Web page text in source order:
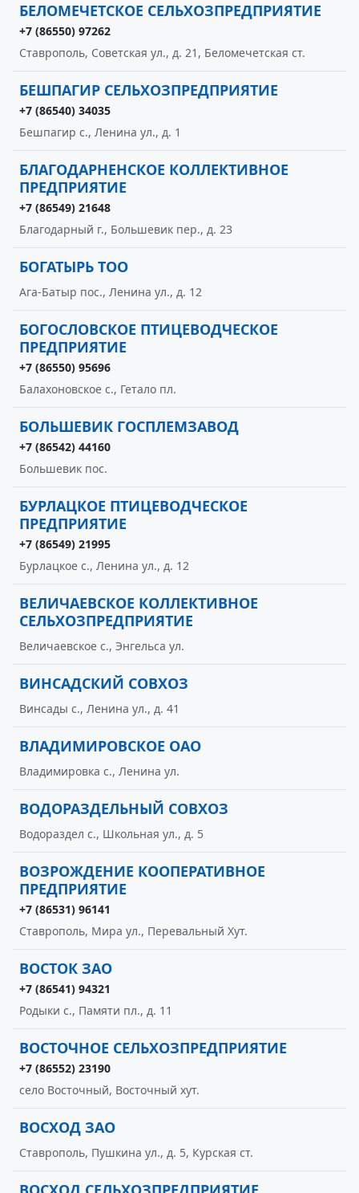
БЕЛОМЕЧЕТСКОЕ СЕЛЬХОЗПРЕДПРИЯТИЕ
+7 (86550) 97262
Ставрополь, Советская ул., д. 21, Беломечетская ст.
БЕШПАГИР СЕЛЬХОЗПРЕДПРИЯТИЕ
+7 (86540) 34035
Бешпагир с., Ленина ул., д. 1
БЛАГОДАРНЕНСКОЕ КОЛЛЕКТИВНОЕ
ПРЕДПРИЯТИЕ
+7 (86549) 21648
Благодарный г., Большевик пер., д. 23
БОГАТЫРЬ ТОО
Ага-Батыр пос., Ленина ул., д. 12
БОГОСЛОВСКОЕ ПТИЦЕВОДЧЕСКОЕ
ПРЕДПРИЯТИЕ
+7 (86550) 95696
Балахоновское с., Гетало пл.
БОЛЬШЕВИК ГОСПЛЕМЗАВОД
+7 (86542) 44160
Большевик пос.
БУРЛАЦКОЕ ПТИЦЕВОДЧЕСКОЕ
ПРЕДПРИЯТИЕ
+7 (86549) 21995
Бурлацкое с., Ленина ул., д. 12
ВЕЛИЧАЕВСКОЕ КОЛЛЕКТИВНОЕ
СЕЛЬХОЗПРЕДПРИЯТИЕ
Величаевское с., Энгельса ул.
ВИНСАДСКИЙ СОВХОЗ
Винсады с., Ленина ул., д. 41
ВЛАДИМИРОВСКОЕ ОАО
Владимировка с., Ленина ул.
ВОДОРАЗДЕЛЬНЫЙ СОВХОЗ
Водораздел с., Школьная ул., д. 5
ВОЗРОЖДЕНИЕ КООПЕРАТИВНОЕ
ПРЕДПРИЯТИЕ
+7 (86531) 96141
Ставрополь, Мира ул., Перевальный Хут.
ВОСТОК ЗАО
+7 (86541) 94321
Родыки с., Памяти пл., д. 11
ВОСТОЧНОЕ СЕЛЬХОЗПРЕДПРИЯТИЕ
+7 (86552) 23190
село Восточный, Восточный хут.
ВОСХОД ЗАО
Ставрополь, Пушкина ул., д. 5, Курская ст.